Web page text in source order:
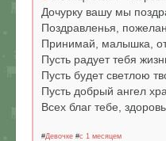
Дочурку вашу мы
Поздравленья,
Принимай, малышка,
Пусть радует тебя
Пусть будет светлою
Пусть добрый ангел
Всех благ тебе,
#Девочке #c 1 месяцем